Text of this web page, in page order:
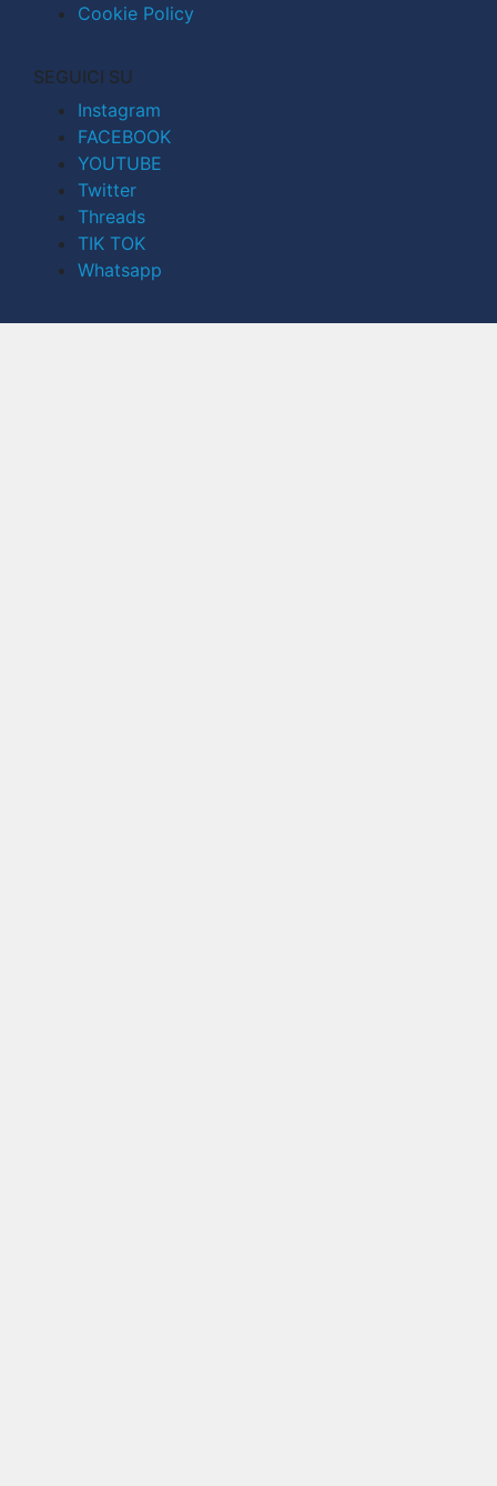
Cookie Policy
SEGUICI SU
Instagram
FACEBOOK
YOUTUBE
Twitter
Threads
TIK TOK
Whatsapp